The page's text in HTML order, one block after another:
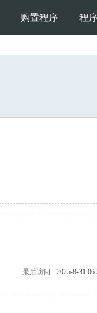
购置程序 程
最后访问
2025-8-31